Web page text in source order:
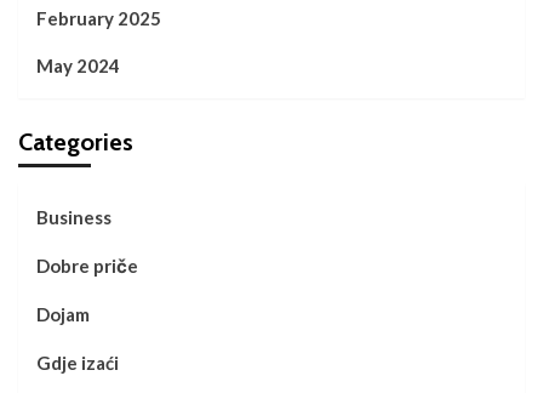
February 2025
May 2024
Categories
Business
Dobre priče
Dojam
Gdje izaći